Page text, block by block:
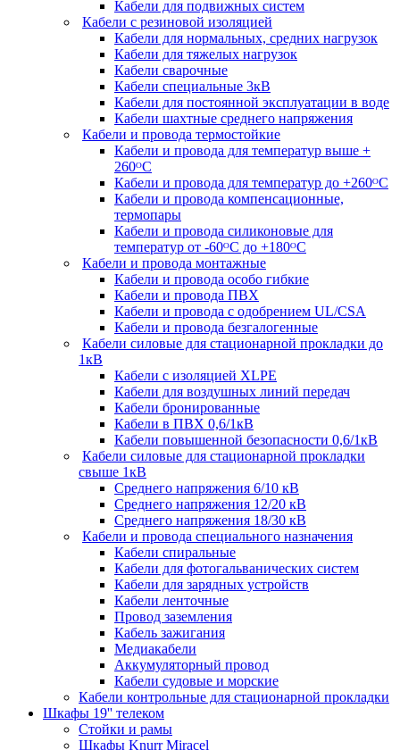
Кабели для подвижных систем
Кабели с резиновой изоляцией
Кабели для нормальных, средних нагрузок
Кабели для тяжелых нагрузок
Кабели сварочные
Кабели специальные 3кВ
Кабели для постоянной эксплуатации в воде
Кабели шахтные среднего напряжения
Кабели и провода термостойкие
Кабели и провода для температур выше +
260ᴼС
Кабели и провода для температур до +260ᴼС
Кабели и провода компенсационные,
термопары
Кабели и провода силиконовые для
температур от -60ᴼC до +180ᴼС
Кабели и провода монтажные
Кабели и провода особо гибкие
Кабели и провода ПВХ
Кабели и провода с одобрением UL/CSA
Кабели и провода безгалогенные
Кабели силовые для стационарной прокладки до
1кВ
Кабели c изоляцией XLPE
Кабели для воздушных линий передач
Кабели бронированные
Кабели в ПВХ 0,6/1кВ
Кабели повышенной безопасности 0,6/1кВ
Кабели силовые для стационарной прокладки
свыше 1кВ
Среднего напряжения 6/10 кВ
Среднего напряжения 12/20 кВ
Среднего напряжения 18/30 кВ
Кабели и провода специального назначения
Кабели спиральные
Кабели для фотогальванических систем
Кабели для зарядных устройств
Кабели ленточные
Провод заземления
Кабель зажигания
Медиакабели
Аккумуляторный провод
Кабели судовые и морские
Кабели контрольные для стационарной прокладки
Шкафы 19'' телеком
Стойки и рамы
Шкафы Knurr Miracel